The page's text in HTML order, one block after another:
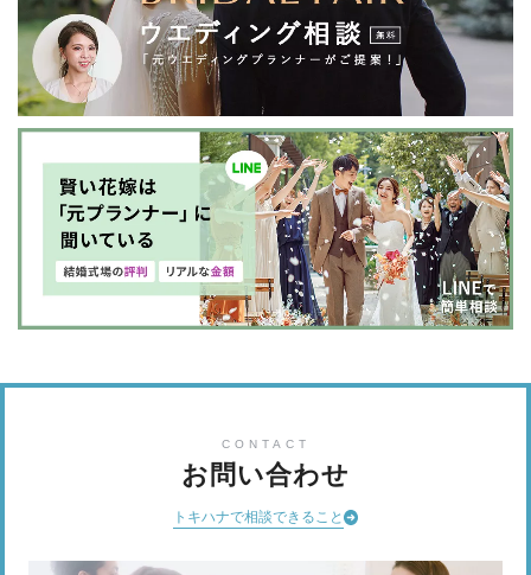
CONTACT
お問い合わせ
トキハナで相談できること